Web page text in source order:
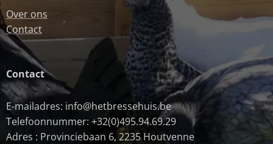
Over ons
Contact
Contact
E-mailadres: info@hetbressehuis.be
Telefoonnummer: +32(0)495.94.69.29
Adres : Provinciebaan 6, 2235 Houtvenne